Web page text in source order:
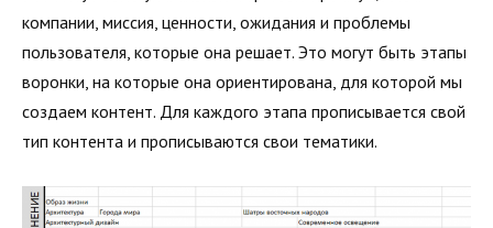
компании, миссия, ценности, ожидания и проблемы
пользователя, которые она решает. Это могут быть этапы
воронки, на которые она ориентирована, для которой мы
создаем контент. Для каждого этапа прописывается свой
тип контента и прописываются свои тематики.